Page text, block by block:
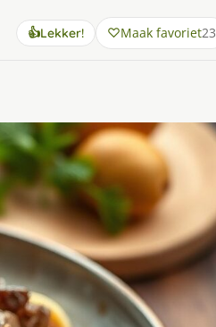
👍Lekker! Maak favoriet23